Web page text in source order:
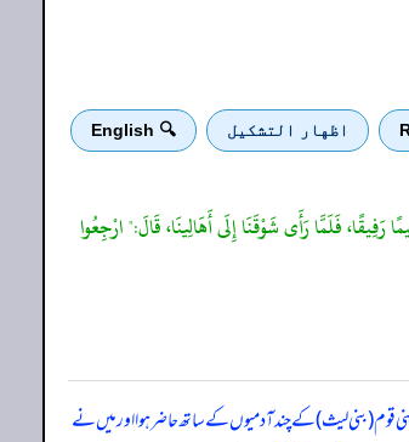
اظهار التشكيل 🔍 English
فَلَمَّا رَأَى شَوْقَنَا إِلَى أَهَالِينَا، قَالَ:" ارْجِعُوا
قوم (بنی لیث) کے چند آدمیوں کے ساتھ حاضر ہوا اور میں نے